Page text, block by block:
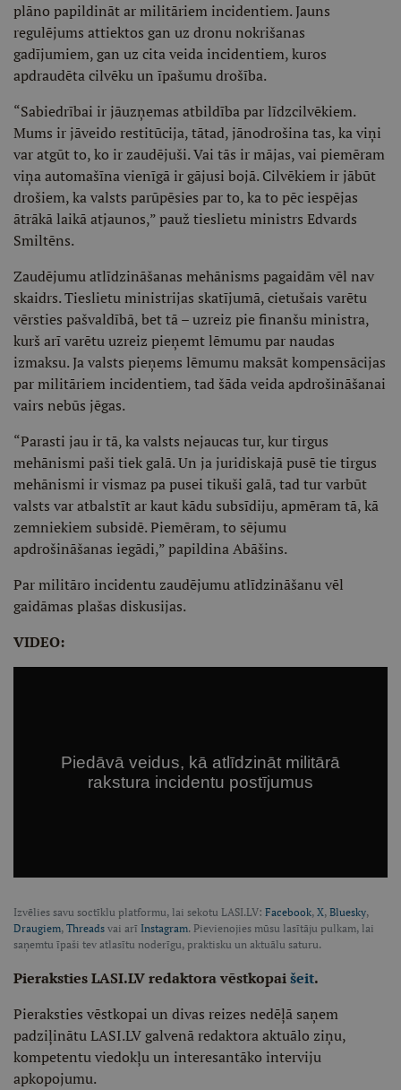
plāno papildināt ar militāriem incidentiem. Jauns
regulējums attiektos gan uz dronu nokrišanas
gadījumiem, gan uz cita veida incidentiem, kuros
apdraudēta cilvēku un īpašumu drošība.
“Sabiedrībai ir jāuzņemas atbildība par līdzcilvēkiem.
Mums ir jāveido restitūcija, tātad, jānodrošina tas, ka viņi
var atgūt to, ko ir zaudējuši. Vai tās ir mājas, vai piemēram
viņa automašīna vienīgā ir gājusi bojā. Cilvēkiem ir jābūt
drošiem, ka valsts parūpēsies par to, ka to pēc iespējas
ātrākā laikā atjaunos,” pauž tieslietu ministrs Edvards
Smiltēns.
Zaudējumu atlīdzināšanas mehānisms pagaidām vēl nav
skaidrs. Tieslietu ministrijas skatījumā, cietušais varētu
vērsties pašvaldībā, bet tā – uzreiz pie finanšu ministra,
kurš arī varētu uzreiz pieņemt lēmumu par naudas
izmaksu. Ja valsts pieņems lēmumu maksāt kompensācijas
par militāriem incidentiem, tad šāda veida apdrošināšanai
vairs nebūs jēgas.
“Parasti jau ir tā, ka valsts nejaucas tur, kur tirgus
mehānismi paši tiek galā. Un ja juridiskajā pusē tie tirgus
mehānismi ir vismaz pa pusei tikuši galā, tad tur varbūt
valsts var atbalstīt ar kaut kādu subsīdiju, apmēram tā, kā
zemniekiem subsidē. Piemēram, to sējumu
apdrošināšanas iegādi,” papildina Abāšins.
Par militāro incidentu zaudējumu atlīdzināšanu vēl
gaidāmas plašas diskusijas.
VIDEO:
Izvēlies savu soctīklu platformu, lai sekotu LASI.LV: Facebook, X, Bluesky,
Draugiem, Threads vai arī Instagram. Pievienojies mūsu lasītāju pulkam, lai
saņemtu īpaši tev atlasītu noderīgu, praktisku un aktuālu saturu.
Pieraksties LASI.LV redaktora vēstkopaišeit.
Pieraksties vēstkopai un divas reizes nedēļā saņem
padziļinātu LASI.LV galvenā redaktora aktuālo ziņu,
kompetentu viedokļu un interesantāko interviju
apkopojumu.